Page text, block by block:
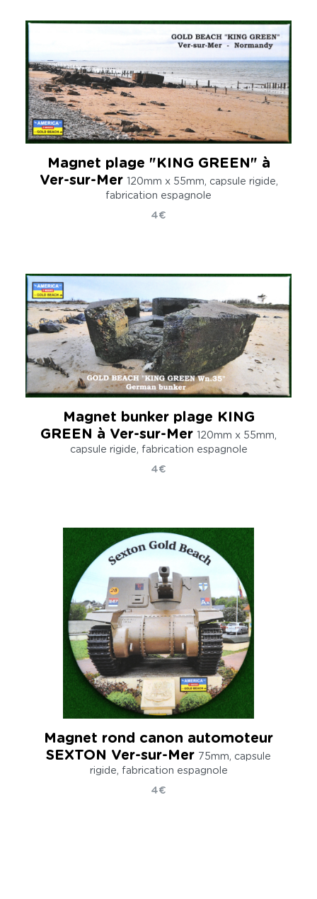
Magnet plage "KING GREEN" à
Ver-sur-Mer 120mm x 55mm, capsule rigide,
fabrication espagnole
4€
Magnet bunker plage KING
GREEN à Ver-sur-Mer 120mm x 55mm,
capsule rigide, fabrication espagnole
4€
Magnet rond canon automoteur
SEXTON Ver-sur-Mer 75mm, capsule
rigide, fabrication espagnole
4€